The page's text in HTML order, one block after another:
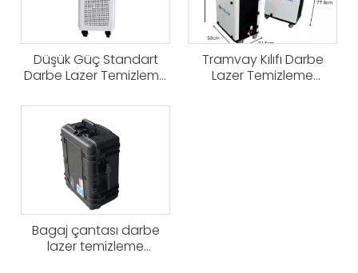
Düşük Güç Standart
Darbe Lazer Temizleme
Tramvay Kılıfı Darbe
Lazer Temizleme
Bagaj çantası darbe
lazer temizleme